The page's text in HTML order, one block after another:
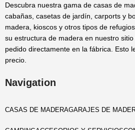
Descubra nuestra gama de casas de
cabañas, casetas de jardín, carports y
madera, kioscos y otros tipos de
su estructura de madera en nuestro
pedido directamente en la fábrica. Esto
precio.
Navigation
CASAS DE MADERAGARAJES DE